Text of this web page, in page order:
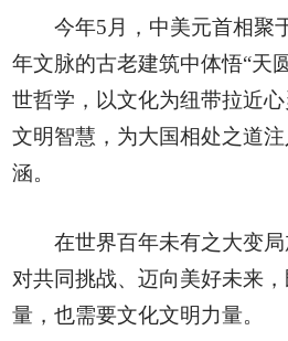
今年5月，中美元首相聚
年文脉的古老建筑中体悟“天
世哲学，以文化为纽带拉近
文明智慧，为大国相处之道
涵。
在世界百年未有之大变
对共同挑战、迈向美好未来
量，也需要文化文明力量。